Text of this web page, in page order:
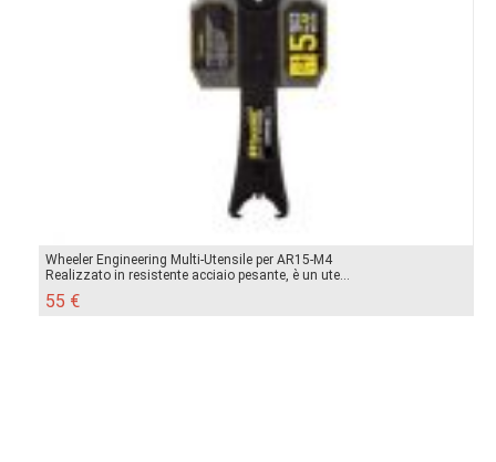
Wheeler Engineering Multi-Utensile per AR15-M4
Realizzato in resistente acciaio pesante, è un ute...
55 €